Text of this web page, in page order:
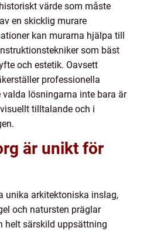
värde som måste
en skicklig murare
kan murarna hjälpa till
som bäst
och estetik. Oavsett
professionella
valda lösningarna inte bara är
tilltalande och i
är unikt för
unika arkitektoniska inslag,
och natursten präglar
helt särskild uppsättning